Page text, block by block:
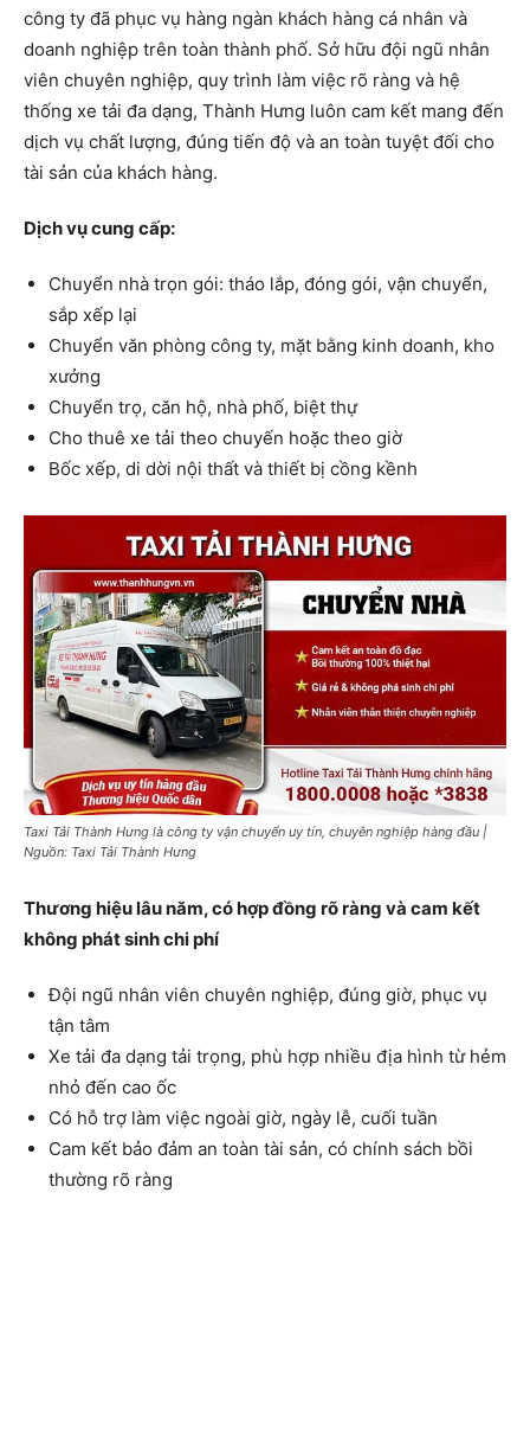
công ty đã phục vụ hàng ngàn khách hàng cá nhân và
doanh nghiệp trên toàn thành phố. Sở hữu đội ngũ nhân
viên chuyên nghiệp, quy trình làm việc rõ ràng và hệ
thống xe tải đa dạng, Thành Hưng luôn cam kết mang đến
dịch vụ chất lượng, đúng tiến độ và an toàn tuyệt đối cho
tài sản của khách hàng.
Dịch vụ cung cấp:
Chuyển nhà trọn gói: tháo lắp, đóng gói, vận chuyển,
sắp xếp lại
Chuyển văn phòng công ty, mặt bằng kinh doanh, kho
xưởng
Chuyển trọ, căn hộ, nhà phố, biệt thự
Cho thuê xe tải theo chuyến hoặc theo giờ
Bốc xếp, di dời nội thất và thiết bị cồng kềnh
Taxi Tải Thành Hưng là công ty vận chuyển uy tín, chuyên nghiệp hàng đầu |
Nguồn: Taxi Tải Thành Hưng
Thương hiệu lâu năm, có hợp đồng rõ ràng và cam kết
không phát sinh chi phí
Đội ngũ nhân viên chuyên nghiệp, đúng giờ, phục vụ
tận tâm
Xe tải đa dạng tải trọng, phù hợp nhiều địa hình từ hẻm
nhỏ đến cao ốc
Có hỗ trợ làm việc ngoài giờ, ngày lễ, cuối tuần
Cam kết bảo đảm an toàn tài sản, có chính sách bồi
thường rõ ràng